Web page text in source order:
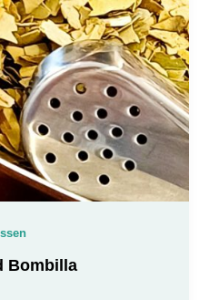
Bombilla